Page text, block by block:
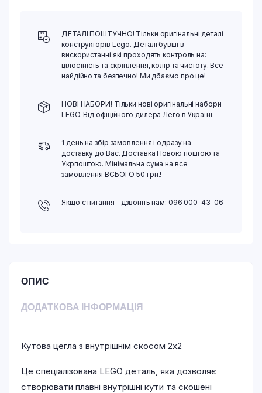
ДЕТАЛІ ПОШТУЧНО! Тільки оригінальні деталі
конструкторів Lego. Деталі бувші в
вискористанні які проходять контроль на:
цілостність та скріплення, колір та чистоту. Все
найдійно та безпечно! Ми дбаємо про це!
НОВІ НАБОРИ! Тільки нові оригінальні набори
LEGO. Від офіційного дилера Лего в Україні.
1 день на збір замовлення і одразу на
доставку до Вас. Доставка Новою поштою та
Укрпоштою. Мінімальна сума на все
замовлення ВСЬОГО 50 грн.!
Якщо є питання - дзвоніть нам: 096 000-43-06
ОПИС
ДОДАТКОВА ІНФОРМАЦІЯ
Кутова цегла з внутрішнім скосом 2х2
Це спеціалізована LEGO деталь, яка дозволяє
створювати плавні внутрішні кути та скошені